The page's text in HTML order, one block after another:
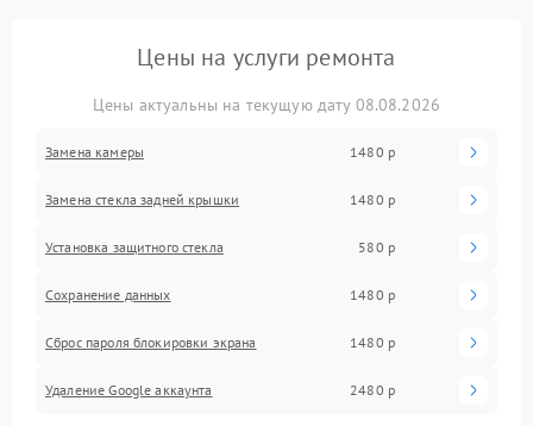
Цены на услуги ремонта
Цены актуальны на текущую дату 08.08.2026
Замена камеры 1480 р
Замена стекла задней крышки 1480 р
Установка защитного стекла 580 р
Сохранение данных 1480 р
Сброс пароля блокировки экрана 1480 р
Удаление Google аккаунта 2480 р